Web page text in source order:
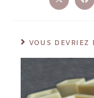
VOUS DEVRIEZ